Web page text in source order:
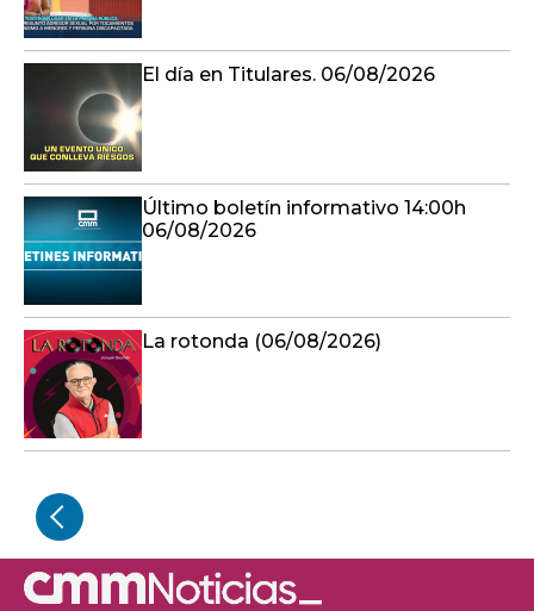
El día en Titulares. 06/08/2026
Último boletín informativo 14:00h
06/08/2026
La rotonda (06/08/2026)